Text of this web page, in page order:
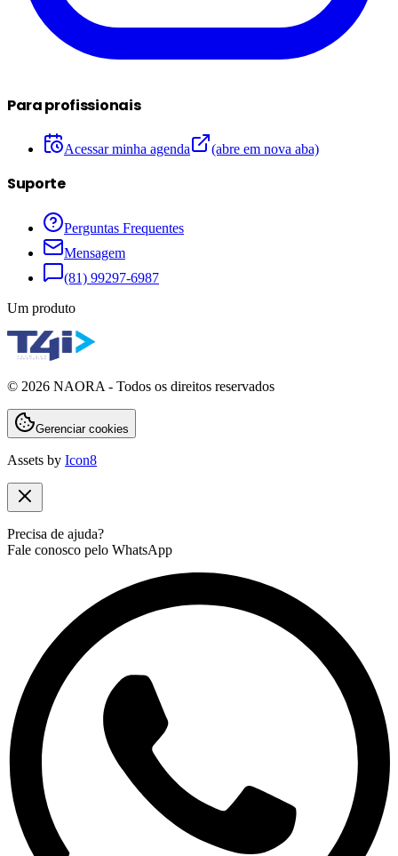
Para profissionais
Acessar minha agenda (abre em nova aba)
Suporte
Perguntas Frequentes
Mensagem
(81) 99297-6987
Um produto
© 2026 NAORA - Todos os direitos reservados
Gerenciar cookies
Assets by Icon8
Precisa de ajuda?
Fale conosco pelo WhatsApp